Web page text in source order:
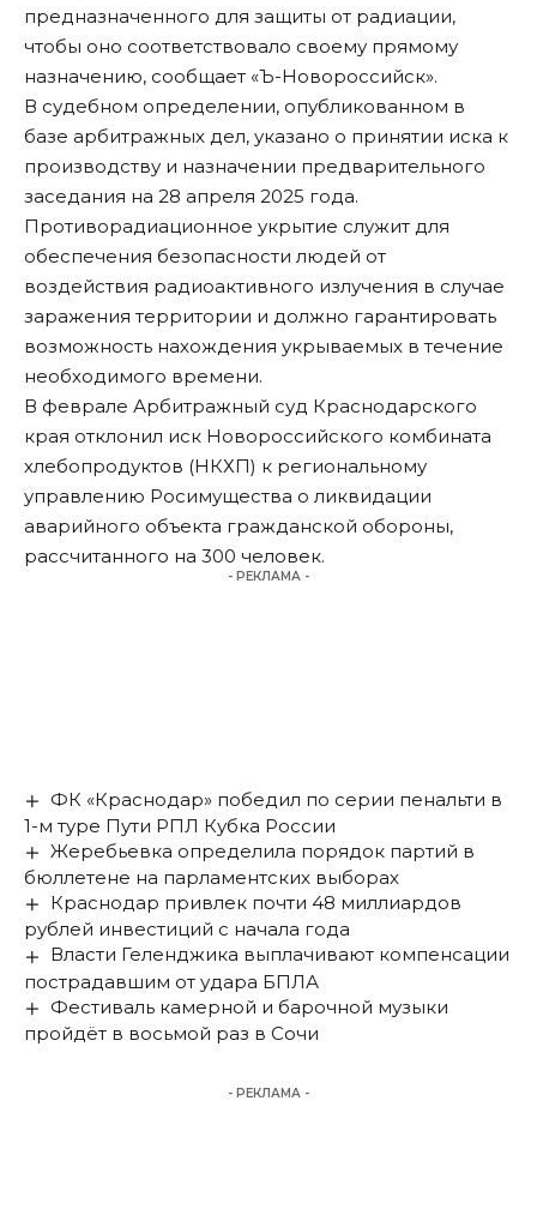
предназначенного для защиты от радиации,
чтобы оно соответствовало своему прямому
назначению, сообщает «Ъ-Новороссийск».
В судебном определении, опубликованном в
базе арбитражных дел, указано о принятии иска к
производству и назначении предварительного
заседания на 28 апреля 2025 года.
Противорадиационное укрытие служит для
обеспечения безопасности людей от
воздействия радиоактивного излучения в случае
заражения территории и должно гарантировать
возможность нахождения укрываемых в течение
необходимого времени.
В феврале Арбитражный суд Краснодарского
края отклонил иск Новороссийского комбината
хлебопродуктов (НКХП) к региональному
управлению Росимущества о ликвидации
аварийного объекта гражданской обороны,
рассчитанного на 300 человек.
- РЕКЛАМА -
ФК «Краснодар» победил по серии пенальти в
1-м туре Пути РПЛ Кубка России
Жеребьевка определила порядок партий в
бюллетене на парламентских выборах
Краснодар привлек почти 48 миллиардов
рублей инвестиций с начала года
Власти Геленджика выплачивают компенсации
пострадавшим от удара БПЛА
Фестиваль камерной и барочной музыки
пройдёт в восьмой раз в Сочи
- РЕКЛАМА -